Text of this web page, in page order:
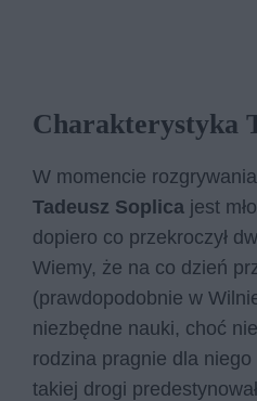
Charakterystyka
W momencie
Tadeusz Soplica jest
dopiero co przekroczył
Wiemy, że na co dzień
(prawdopodobnie w
niezbędne nauki, choć
rodzina pragnie dla
takiej drogi